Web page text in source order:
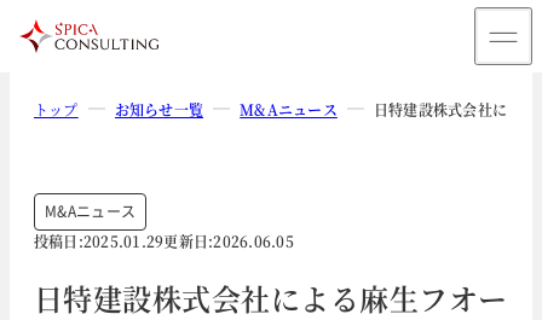
トップ お知らせ一覧 M&Aニュース 日特建設株式会社によ
M&Aニュース
投稿日:2025.01.29更新日:2026.06.05
日特建設株式会社による麻生フオー